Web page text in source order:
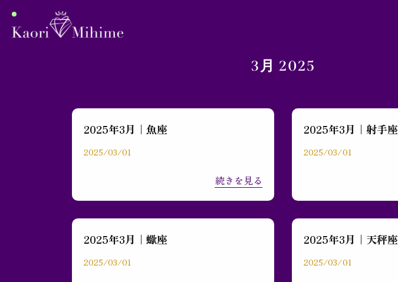
3月 2025
2025年3月｜魚座
2025/03/01
続きを見る
2025年3月｜射手座
2025/03/01
2025年3月｜蠍座
2025/03/01
2025年3月｜天秤座
2025/03/01